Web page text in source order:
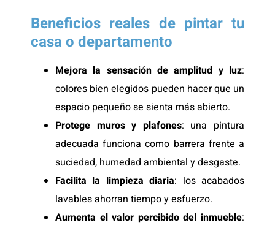
Beneficios reales de pintar tu
casa o departamento
Mejora la sensación de amplitud y luz:
colores bien elegidos pueden hacer que un
espacio pequeño se sienta más abierto.
Protege muros y plafones: una pintura
adecuada funciona como barrera frente a
suciedad, humedad ambiental y desgaste.
Facilita la limpieza diaria: los acabados
lavables ahorran tiempo y esfuerzo.
Aumenta el valor percibido del inmueble: